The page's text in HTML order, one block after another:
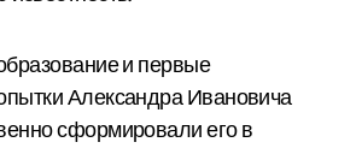
и первые
Александра Ивановича
сформировали его в